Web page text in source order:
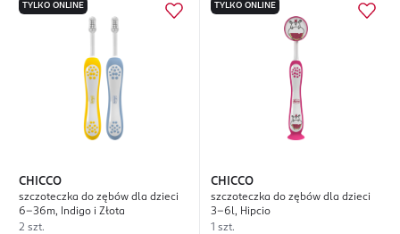
TYLKO ONLINE
CHICCO
szczoteczka do zębów dla dzieci
6-36m, Indigo i Złota
2 szt.
TYLKO ONLINE
CHICCO
szczoteczka do zębów dla dzieci
3-6l, Hipcio
1 szt.